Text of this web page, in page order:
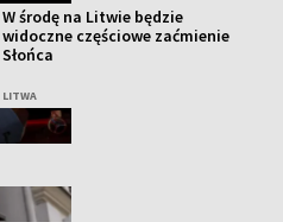
W środę na Litwie będzie
widoczne częściowe zaćmienie
Słońca
LITWA